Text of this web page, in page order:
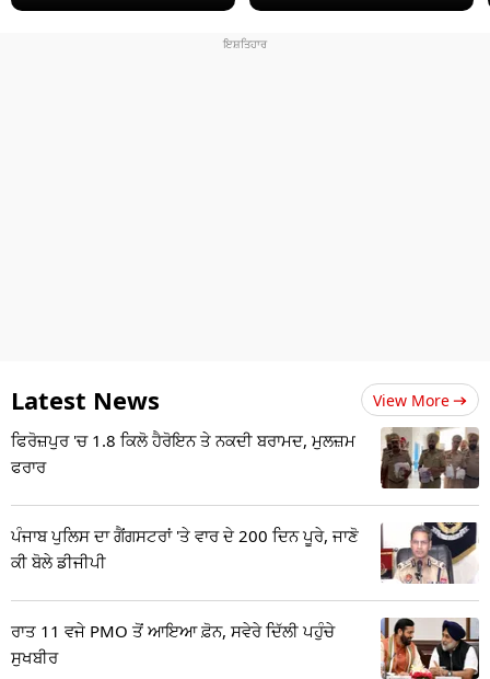
Latest News View More
ਫਿਰੋਜ਼ਪੁਰ 'ਚ 1.8 ਕਿਲੋ ਹੈਰੋਇਨ ਤੇ ਨਕਦੀ ਬਰਾਮਦ, ਮੁਲਜ਼ਮ
ਫਰਾਰ
ਪੰਜਾਬ ਪੁਲਿਸ ਦਾ ਗੈਂਗਸਟਰਾਂ 'ਤੇ ਵਾਰ ਦੇ 200 ਦਿਨ ਪੂਰੇ, ਜਾਣੋ
ਕੀ ਬੋਲੇ ਡੀਜੀਪੀ
ਰਾਤ 11 ਵਜੇ PMO ਤੋਂ ਆਇਆ ਫ਼ੋਨ, ਸਵੇਰੇ ਦਿੱਲੀ ਪਹੁੰਚੇ
ਸੁਖਬੀਰ